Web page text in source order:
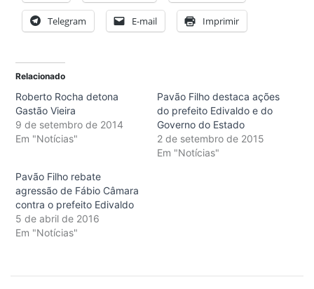
Telegram E-mail Imprimir
Relacionado
Roberto Rocha detona
Gastão Vieira
9 de setembro de 2014
Em "Notícias"
Pavão Filho destaca ações
do prefeito Edivaldo e do
Governo do Estado
2 de setembro de 2015
Em "Notícias"
Pavão Filho rebate
agressão de Fábio Câmara
contra o prefeito Edivaldo
5 de abril de 2016
Em "Notícias"